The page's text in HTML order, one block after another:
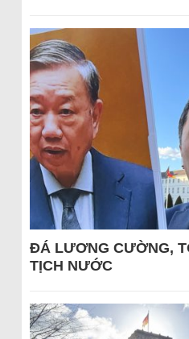
ĐÁ LƯƠNG CƯỜNG,
TỊCH NƯỚC